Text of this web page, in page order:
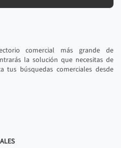
comercial más grande de
la solución que necesitas de
tus búsquedas comerciales desde